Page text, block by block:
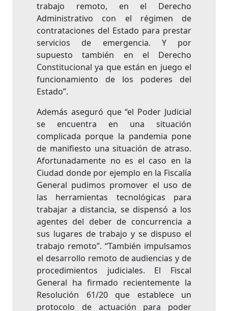
trabajo remoto, en el Derecho
Administrativo con el régimen de
contrataciones del Estado para prestar
servicios de emergencia. Y por
supuesto también en el Derecho
Constitucional ya que están en juego el
funcionamiento de los poderes del
Estado”.
Además aseguró que “el Poder Judicial
se encuentra en una situación
complicada porque la pandemia pone
de manifiesto una situación de atraso.
Afortunadamente no es el caso en la
Ciudad donde por ejemplo en la Fiscalía
General pudimos promover el uso de
las herramientas tecnológicas para
trabajar a distancia, se dispensó a los
agentes del deber de concurrencia a
sus lugares de trabajo y se dispuso el
trabajo remoto”. “También impulsamos
el desarrollo remoto de audiencias y de
procedimientos judiciales. El Fiscal
General ha firmado recientemente la
Resolución 61/20 que establece un
protocolo de actuación para poder